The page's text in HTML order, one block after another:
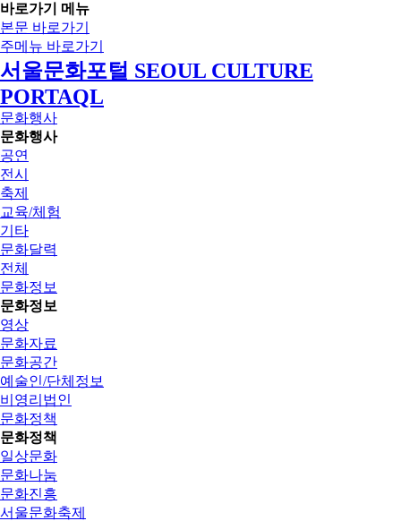
바로가기 메뉴
본문 바로가기
주메뉴 바로가기
서울문화포털 SEOUL CULTURE
PORTAQL
문화행사
문화행사
공연
전시
축제
교육/체험
기타
문화달력
전체
문화정보
문화정보
영상
문화자료
문화공간
예술인/단체정보
비영리법인
문화정책
문화정책
일상문화
문화나눔
문화진흥
서울문화축제